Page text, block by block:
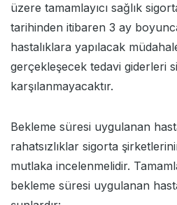
üzere tamamlayıcı sağlık
tarihinden itibaren 3 ay
hastalıklara yapılacak
gerçekleşecek tedavi giderleri
karşılanmayacaktır.
Bekleme süresi uygulanan
rahatsızlıklar sigorta
mutlaka incelenmelidir.
bekleme süresi uygulanan